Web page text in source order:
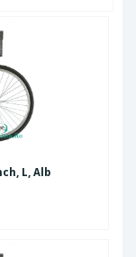
L, Alb